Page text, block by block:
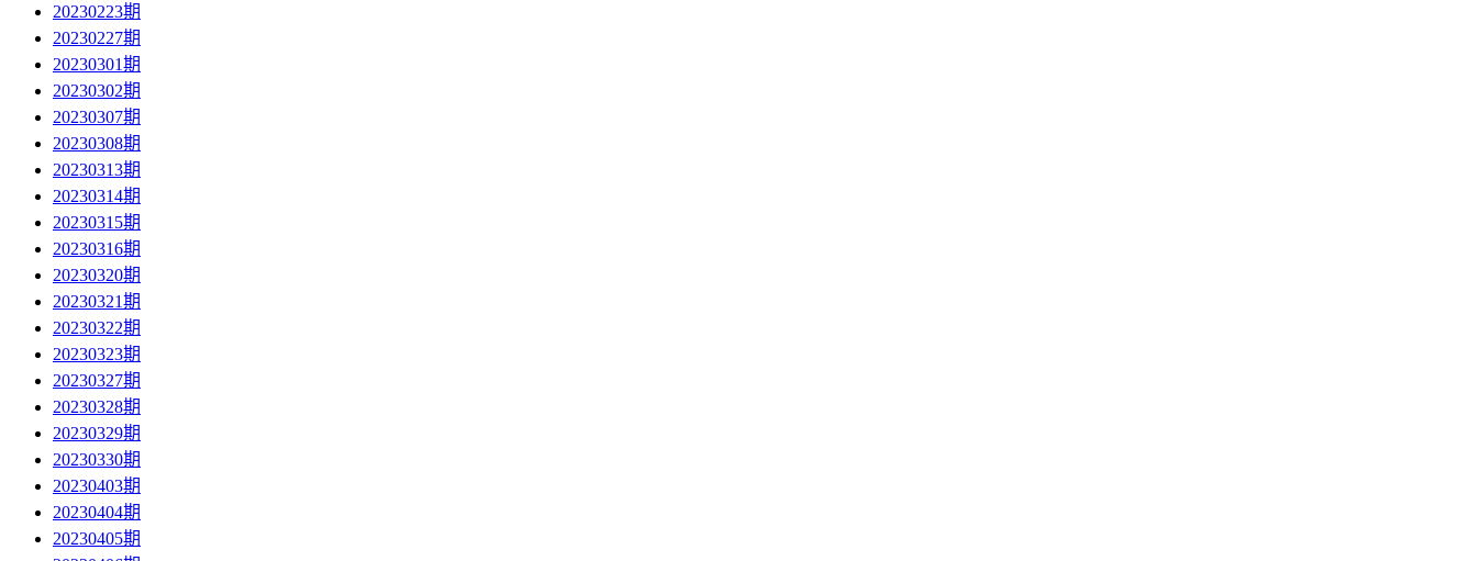
20230223期
20230227期
20230301期
20230302期
20230307期
20230308期
20230313期
20230314期
20230315期
20230316期
20230320期
20230321期
20230322期
20230323期
20230327期
20230328期
20230329期
20230330期
20230403期
20230404期
20230405期